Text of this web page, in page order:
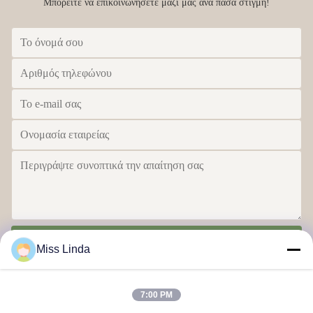
Μπορείτε να επικοινωνήσετε μαζί μας ανά πάσα στιγμή!
Miss Linda
7:00 PM